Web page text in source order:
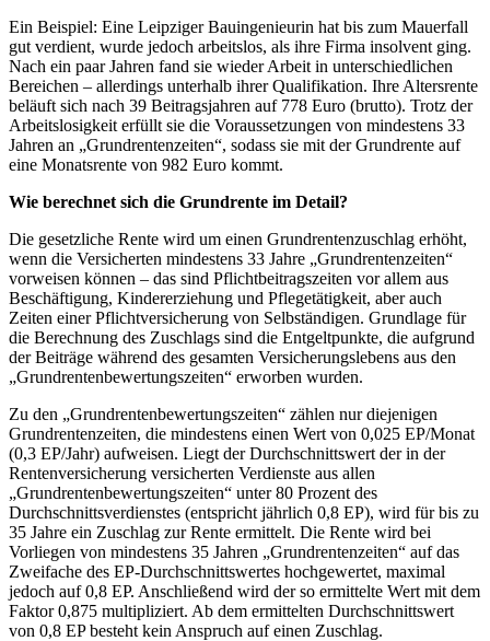
Ein Beispiel: Eine Leipziger Bauingenieurin hat bis zum Mauerfall
gut verdient, wurde jedoch arbeitslos, als ihre Firma insolvent ging.
Nach ein paar Jahren fand sie wieder Arbeit in unterschiedlichen
Bereichen – allerdings unterhalb ihrer Qualifikation. Ihre Altersrente
beläuft sich nach 39 Beitragsjahren auf 778 Euro (brutto). Trotz der
Arbeitslosigkeit erfüllt sie die Voraussetzungen von mindestens 33
Jahren an „Grundrentenzeiten“, sodass sie mit der Grundrente auf
eine Monatsrente von 982 Euro kommt.
Wie berechnet sich die Grundrente im Detail?
Die gesetzliche Rente wird um einen Grundrentenzuschlag erhöht,
wenn die Versicherten mindestens 33 Jahre „Grundrentenzeiten“
vorweisen können – das sind Pflichtbeitragszeiten vor allem aus
Beschäftigung, Kindererziehung und Pflegetätigkeit, aber auch
Zeiten einer Pflichtversicherung von Selbständigen. Grundlage für
die Berechnung des Zuschlags sind die Entgeltpunkte, die aufgrund
der Beiträge während des gesamten Versicherungslebens aus den
„Grundrentenbewertungszeiten“ erworben wurden.
Zu den „Grundrentenbewertungszeiten“ zählen nur diejenigen
Grundrentenzeiten, die mindestens einen Wert von 0,025 EP/Monat
(0,3 EP/Jahr) aufweisen. Liegt der Durchschnittswert der in der
Rentenversicherung versicherten Verdienste aus allen
„Grundrentenbewertungszeiten“ unter 80 Prozent des
Durchschnittsverdienstes (entspricht jährlich 0,8 EP), wird für bis zu
35 Jahre ein Zuschlag zur Rente ermittelt. Die Rente wird bei
Vorliegen von mindestens 35 Jahren „Grundrentenzeiten“ auf das
Zweifache des EP-Durchschnittswertes hochgewertet, maximal
jedoch auf 0,8 EP. Anschließend wird der so ermittelte Wert mit dem
Faktor 0,875 multipliziert. Ab dem ermittelten Durchschnittswert
von 0,8 EP besteht kein Anspruch auf einen Zuschlag.